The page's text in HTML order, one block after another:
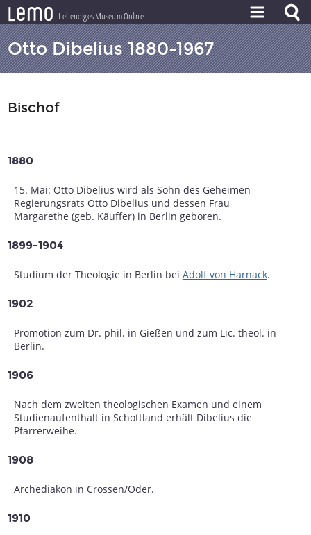
lemo Lebendiges Museum Online
ZEITSTRAHL
THEMEN
LERNEN
PROJEKT
Otto Dibelius 1880-1967
Bischof
1880
15. Mai: Otto Dibelius wird als Sohn des Geheimen
Regierungsrats Otto Dibelius und dessen Frau
Margarethe (geb. Käuffer) in Berlin geboren.
1899-1904
Studium der Theologie in Berlin bei Adolf von Harnack.
1902
Promotion zum Dr. phil. in Gießen und zum Lic. theol. in
Berlin.
1906
Nach dem zweiten theologischen Examen und einem
Studienaufenthalt in Schottland erhält Dibelius die
Pfarrerweihe.
1908
Archediakon in Crossen/Oder.
1910